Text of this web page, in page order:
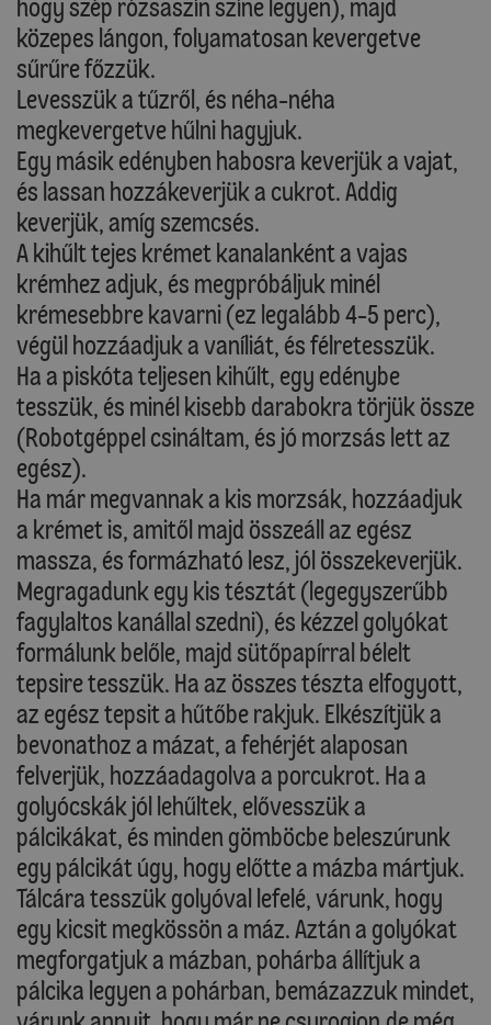
hogy szép rózsaszín színe legyen), majd
közepes lángon, folyamatosan kevergetve
sűrűre főzzük.
Levesszük a tűzről, és néha-néha
megkevergetve hűlni hagyjuk.
Egy másik edényben habosra keverjük a vajat,
és lassan hozzákeverjük a cukrot. Addig
keverjük, amíg szemcsés.
A kihűlt tejes krémet kanalanként a vajas
krémhez adjuk, és megpróbáljuk minél
krémesebbre kavarni (ez legalább 4-5 perc),
végül hozzáadjuk a vaníliát, és félretesszük.
Ha a piskóta teljesen kihűlt, egy edénybe
tesszük, és minél kisebb darabokra törjük össze
(Robotgéppel csináltam, és jó morzsás lett az
egész).
Ha már megvannak a kis morzsák, hozzáadjuk
a krémet is, amitől majd összeáll az egész
massza, és formázható lesz, jól összekeverjük.
Megragadunk egy kis tésztát (legegyszerűbb
fagylaltos kanállal szedni), és kézzel golyókat
formálunk belőle, majd sütőpapírral bélelt
tepsire tesszük. Ha az összes tészta elfogyott,
az egész tepsit a hűtőbe rakjuk. Elkészítjük a
bevonathoz a mázat, a fehérjét alaposan
felverjük, hozzáadagolva a porcukrot. Ha a
golyócskák jól lehűltek, elővesszük a
pálcikákat, és minden gömböcbe beleszúrunk
egy pálcikát úgy, hogy előtte a mázba mártjuk.
Tálcára tesszük golyóval lefelé, várunk, hogy
egy kicsit megkössön a máz. Aztán a golyókat
megforgatjuk a mázban, pohárba állítjuk a
pálcika legyen a pohárban, bemázazzuk mindet,